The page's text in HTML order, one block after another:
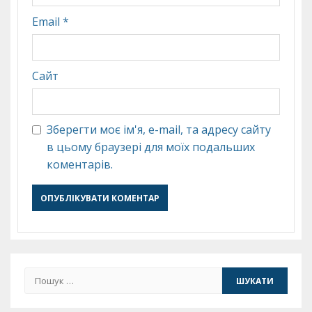
Email *
Сайт
Зберегти моє ім'я, e-mail, та адресу сайту
в цьому браузері для моїх подальших
коментарів.
Пошук: